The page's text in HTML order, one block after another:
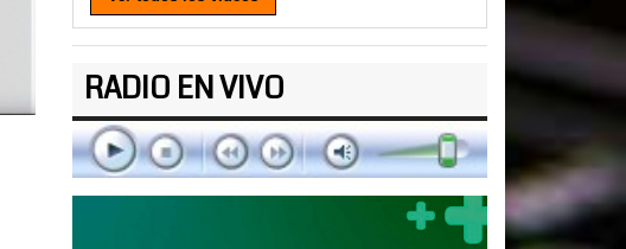
RADIO EN VIVO